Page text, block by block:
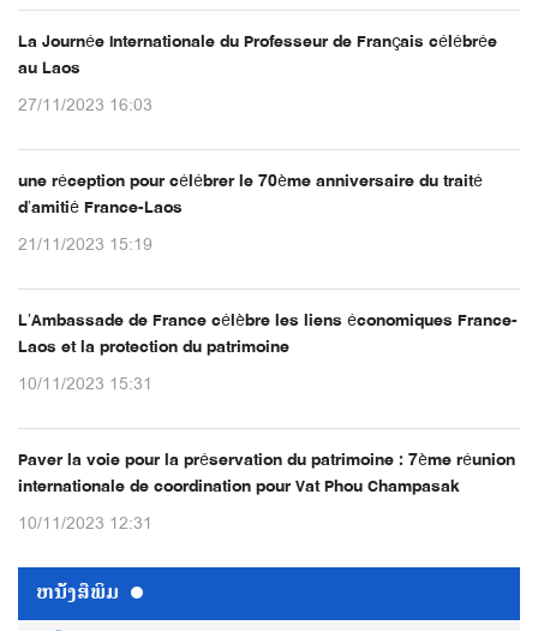
La Journée Internationale du Professeur de Français célébrée
au Laos
27/11/2023 16:03
une réception pour célébrer le 70ème anniversaire du traité
d’amitié France-Laos
21/11/2023 15:19
L’Ambassade de France célèbre les liens économiques France-
Laos et la protection du patrimoine
10/11/2023 15:31
Paver la voie pour la préservation du patrimoine : 7ème réunion
internationale de coordination pour Vat Phou Champasak
10/11/2023 12:31
ຫນ້ັງສືພິມ